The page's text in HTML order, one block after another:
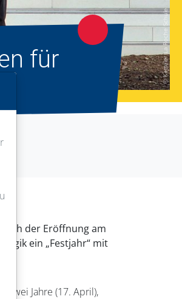
© Ketteler La Roche Schule
für
der Eröffnung am
ein „Festjahr“ mit
zwei Jahre (17. April),